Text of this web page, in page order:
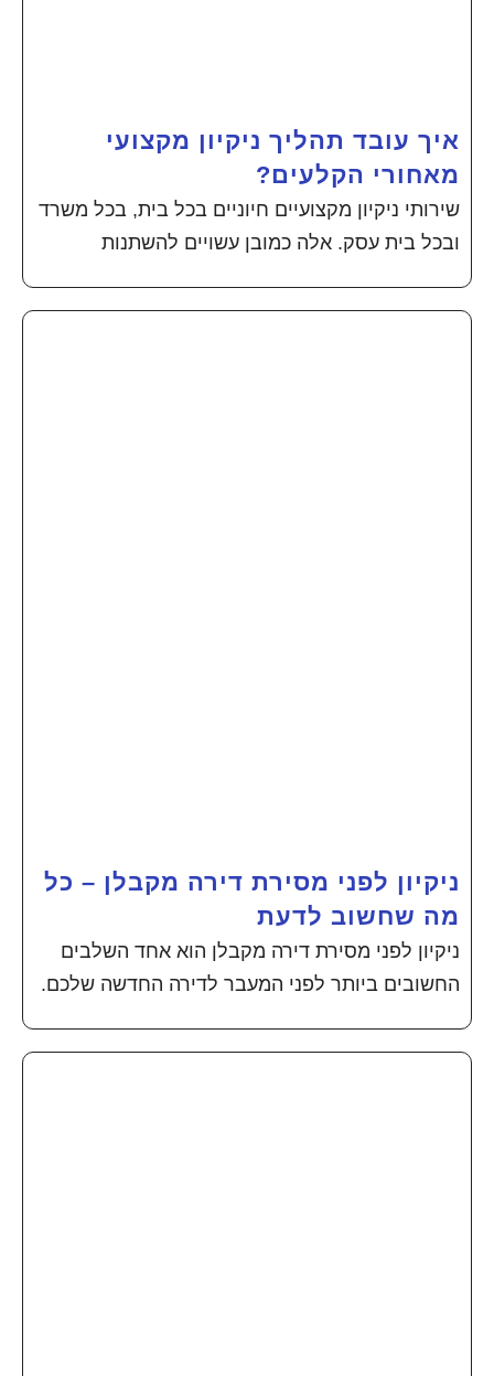
איך עובד תהליך ניקיון מקצועי
מאחורי הקלעים?
שירותי ניקיון מקצועיים חיוניים בכל בית, בכל משרד
ובכל בית עסק. אלה כמובן עשויים להשתנות
ניקיון לפני מסירת דירה מקבלן – כל
מה שחשוב לדעת
ניקיון לפני מסירת דירה מקבלן הוא אחד השלבים
החשובים ביותר לפני המעבר לדירה החדשה שלכם.